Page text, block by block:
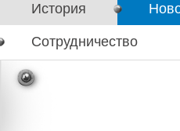
История
Сотрудничество